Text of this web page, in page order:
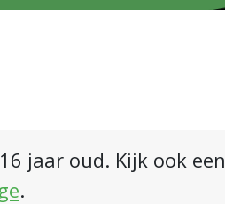
jaar oud. Kijk ook
.